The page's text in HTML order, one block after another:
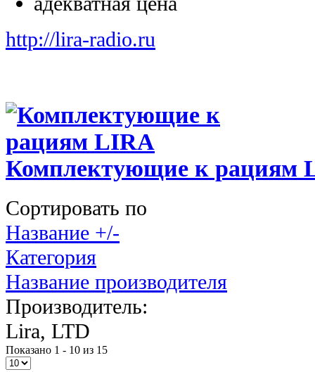
http://lira-radio.ru
Комплектующие к рациям
Сортировать по
Название +/-
Категория
Название производителя
Производитель:
Lira, LTD
Показано 1 - 10 из 15